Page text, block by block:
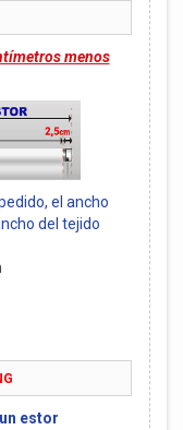
menos
el ancho
del tejido
estor